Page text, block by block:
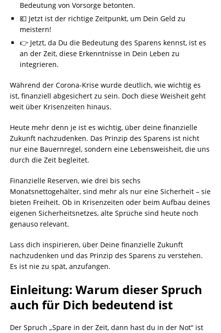
Bedeutung von Vorsorge betonten.
💶 Jetzt ist der richtige Zeitpunkt, um Dein Geld zu
meistern!
👉 Jetzt, da Du die Bedeutung des Sparens kennst, ist es
an der Zeit, diese Erkenntnisse in Dein Leben zu
integrieren.
Während der Corona-Krise wurde deutlich, wie wichtig es
ist, finanziell abgesichert zu sein. Doch diese Weisheit geht
weit über Krisenzeiten hinaus.
Heute mehr denn je ist es wichtig, über deine finanzielle
Zukunft nachzudenken. Das Prinzip des Sparens ist nicht
nur eine Bauernregel, sondern eine Lebensweisheit, die uns
durch die Zeit begleitet.
Finanzielle Reserven, wie drei bis sechs
Monatsnettogehälter, sind mehr als nur eine Sicherheit – sie
bieten Freiheit. Ob in Krisenzeiten oder beim Aufbau deines
eigenen Sicherheitsnetzes, alte Sprüche sind heute noch
genauso relevant.
Lass dich inspirieren, über Deine finanzielle Zukunft
nachzudenken und das Prinzip des Sparens zu verstehen.
Es ist nie zu spät, anzufangen.
Einleitung: Warum dieser Spruch
auch für Dich bedeutend ist
Der Spruch „Spare in der Zeit, dann hast du in der Not“ ist